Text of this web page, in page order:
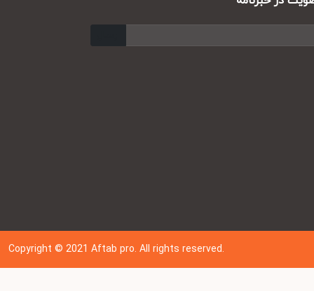
Copyright © 202 1Aftab pro. All rights reserved.